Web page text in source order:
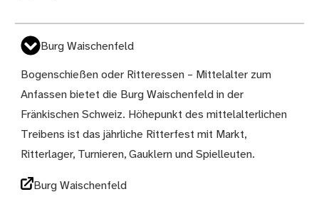
Burg Waischenfeld
Bogenschießen oder Ritteressen – Mittelalter zum
Anfassen bietet die Burg Waischenfeld in der
Fränkischen Schweiz. Höhepunkt des mittelalterlichen
Treibens ist das jährliche Ritterfest mit Markt,
Ritterlager, Turnieren, Gauklern und Spielleuten.
Burg Waischenfeld